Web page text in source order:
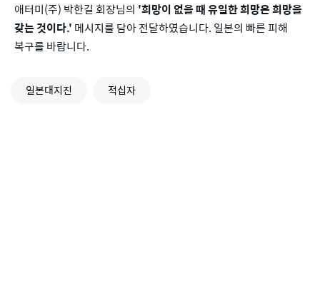
애터미(주) 박한길 회장님의 '희망이 없을 때 유일한 희망은 희망을
갖는 것이다.' 메시지를 담아 전달하였습니다. 일본의 빠른 피해
복구를 바랍니다.
일본대지진 적십자